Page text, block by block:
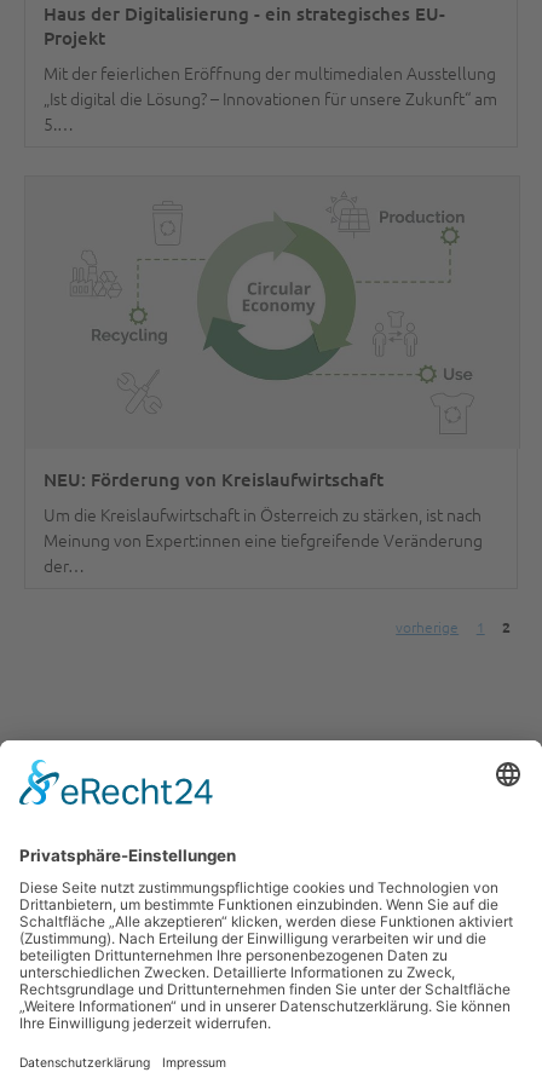
Haus der Digitalisierung - ein strategisches EU-
Projekt
Mit der feierlichen Eröffnung der multimedialen Ausstellung
„Ist digital die Lösung? – Innovationen für unsere Zukunft“ am
5.…
NEU: Förderung von Kreislaufwirtschaft
Um die Kreislaufwirtschaft in Österreich zu stärken, ist nach
Meinung von Expert:innen eine tiefgreifende Veränderung
der…
vorherige 1 2
War der Inhalt der Seite hilfreich?
Newsletter abonnieren